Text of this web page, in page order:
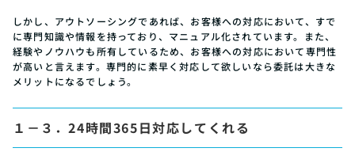
しかし、アウトソーシングであれば、お客様への対応において、すで
に専門知識や情報を持っており、マニュアル化されています。また、
経験やノウハウも所有しているため、お客様への対応において専門性
が高いと言えます。専門的に素早く対応して欲しいなら委託は大きな
メリットになるでしょう。
１－３．24時間365日対応してくれる